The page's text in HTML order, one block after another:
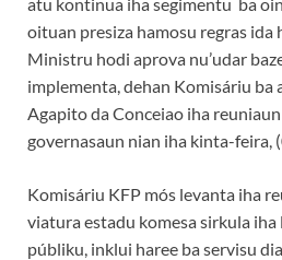
oituan presiza hamosu regras ida
Ministru hodi aprova nu’udar
implementa, dehan Komisáriu ba
Agapito da Conceiao iha
governasaun nian iha kinta-feira,
Komisáriu KFP mós levanta iha
viatura estadu komesa sirkula
públiku, inklui haree ba servisu